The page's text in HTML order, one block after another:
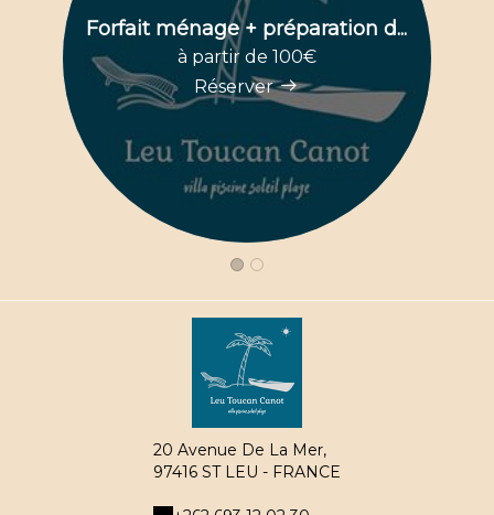
Forfait ménage + préparation d...
à partir de 100€
Réserver
20 Avenue De La Mer,
97416 ST LEU - FRANCE